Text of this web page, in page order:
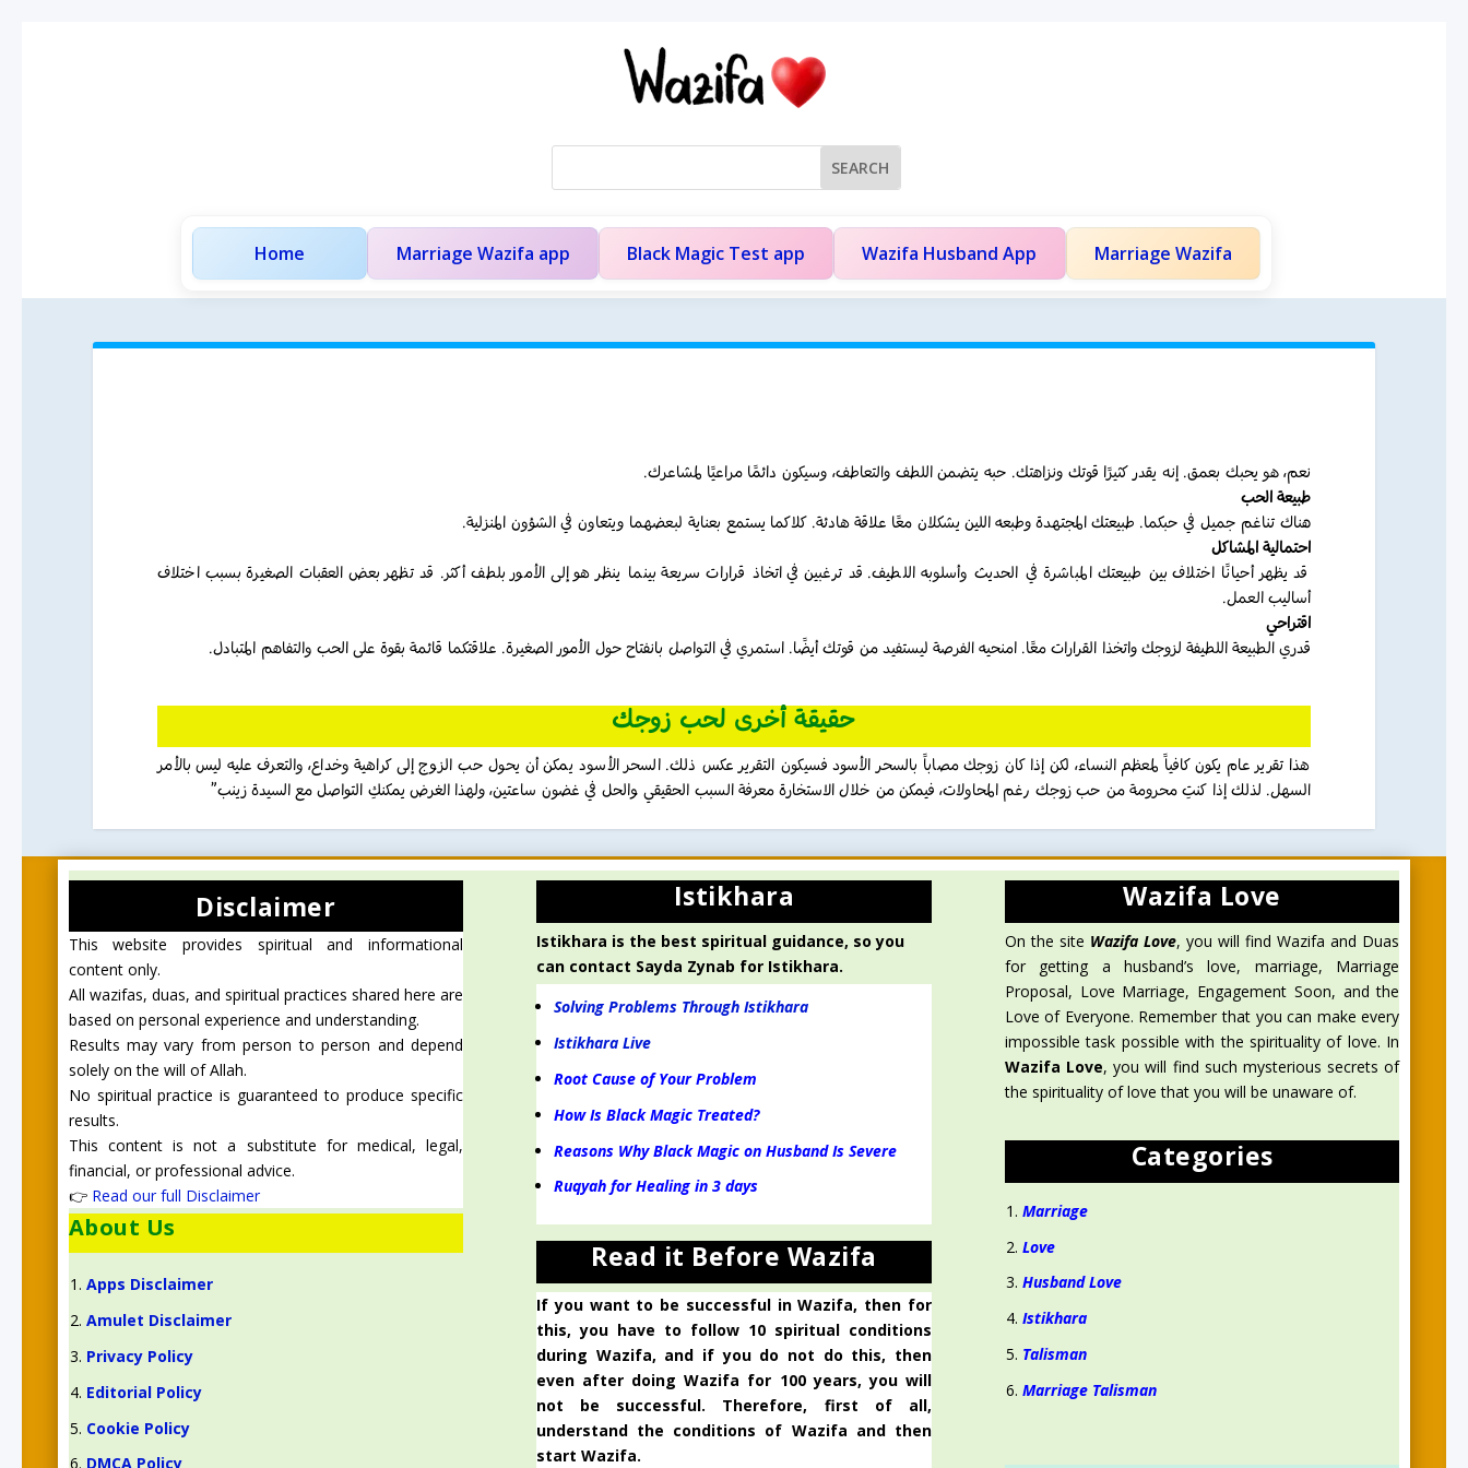
Home Marriage Wazifa app Black Magic Test app Wazifa Husband App Marriage Wazifa
نعم، هو يحبك بعمق. إنه يقدر كثيرًا قوتك ونزاهتك. حبه يتضمن اللطف والتعاطف، وسيكون دائمًا مراعيًا لمشاعرك.
طبيعة الحب
هناك تناغم جميل في حبكما. طبيعتك المجتهدة وطبعه اللين يشكلان معًا علاقة هادئة. كلاكما يستمع بعناية لبعضهما ويتعاون في الشؤون المنزلية.
احتمالية المشاكل
قد يظهر أحيانًا اختلاف بين طبيعتك المباشرة في الحديث وأسلوبه اللطيف. قد ترغبين في اتخاذ قرارات سريعة بينما ينظر هو إلى الأمور بلطف أكثر. قد تظهر بعض العقبات الصغيرة بسبب اختلاف
أساليب العمل.
اقتراحي
قدري الطبيعة اللطيفة لزوجك واتخذا القرارات معًا. امنحيه الفرصة ليستفيد من قوتك أيضًا. استمري في التواصل بانفتاح حول الأمور الصغيرة. علاقتكما قائمة بقوة على الحب والتفاهم المتبادل.
حقيقة أخرى لحب زوجك
هذا تقرير عام يكون كافياً لمعظم النساء، لكن إذا كان زوجك مصاباً بالسحر الأسود فسيكون التقرير عكس ذلك. السحر الأسود يمكن أن يحول حب الزوج إلى كراهية وخداع، والتعرف عليه ليس بالأمر
السهل. لذلك إذا كنتِ محرومة من حب زوجك رغم المحاولات، فيمكن من خلال الاستخارة معرفة السبب الحقيقي والحل في غضون ساعتين، ولهذا الغرض يمكنكِ التواصل مع السيدة زينب”
Disclaimer
This website provides spiritual and informational
content only.
All wazifas, duas, and spiritual practices shared here are
based on personal experience and understanding.
Results may vary from person to person and depend
solely on the will of Allah.
No spiritual practice is guaranteed to produce specific
results.
This content is not a substitute for medical, legal,
financial, or professional advice.
👉 Read our full Disclaimer
About Us
Apps Disclaimer
Amulet Disclaimer
Privacy Policy
Editorial Policy
Cookie Policy
DMCA Policy
Istikhara
Istikhara is the best spiritual guidance, so you
can contact Sayda Zynab for Istikhara.
Solving Problems Through Istikhara
Istikhara Live
Root Cause of Your Problem
How Is Black Magic Treated?
Reasons Why Black Magic on Husband Is Severe
Ruqyah for Healing in 3 days
Read it Before Wazifa
If you want to be successful in Wazifa, then for
this, you have to follow 10 spiritual conditions
during Wazifa, and if you do not do this, then
even after doing Wazifa for 100 years, you will
not be successful. Therefore, first of all,
understand the conditions of Wazifa and then
start Wazifa.
Wazifa Love
On the site Wazifa Love, you will find Wazifa and Duas
for getting a husband’s love, marriage, Marriage
Proposal, Love Marriage, Engagement Soon, and the
Love of Everyone. Remember that you can make every
impossible task possible with the spirituality of love. In
Wazifa Love, you will find such mysterious secrets of
the spirituality of love that you will be unaware of.
Categories
Marriage
Love
Husband Love
Istikhara
Talisman
Marriage Talisman